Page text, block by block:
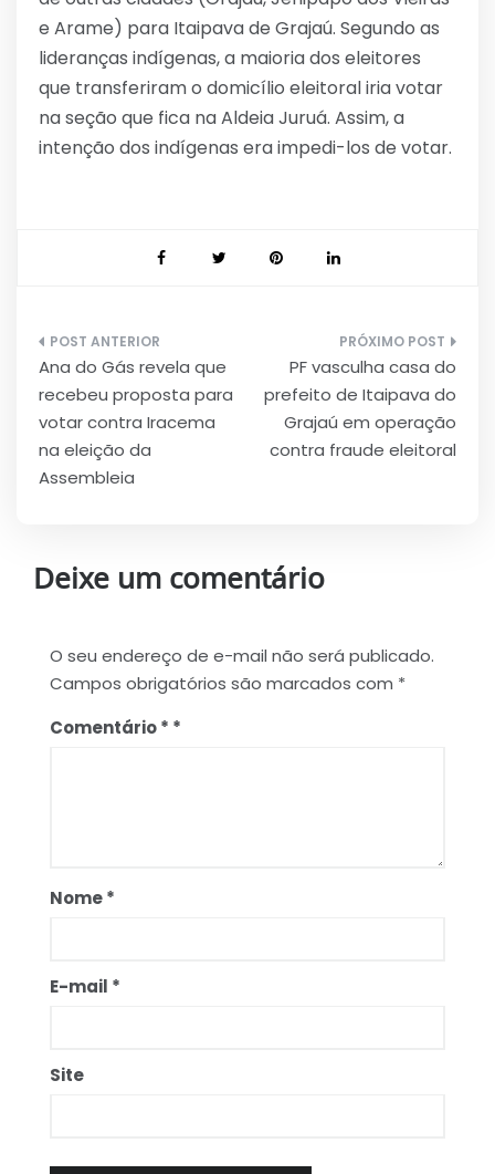
e Arame) para Itaipava de Grajaú. Segundo as
lideranças indígenas, a maioria dos eleitores
que transferiram o domicílio eleitoral iria votar
na seção que fica na Aldeia Juruá. Assim, a
intenção dos indígenas era impedi-los de votar.
Navegação
de
Post
Ana do Gás revela que
recebeu proposta para
votar contra Iracema
na eleição da
Assembleia
PF vasculha casa do
prefeito de Itaipava do
Grajaú em operação
contra fraude eleitoral
Deixe um comentário
O seu endereço de e-mail não será publicado.
Campos obrigatórios são marcados com *
Comentário*
Nome*
E-mail *
Site